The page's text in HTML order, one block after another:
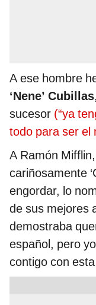
A ese hombre
‘Nene’ Cubillas
sucesor (“ya
todo para ser el
A Ramón
cariñosamente
engordar, lo
de sus mejores
demostraba
español, pero
contigo con